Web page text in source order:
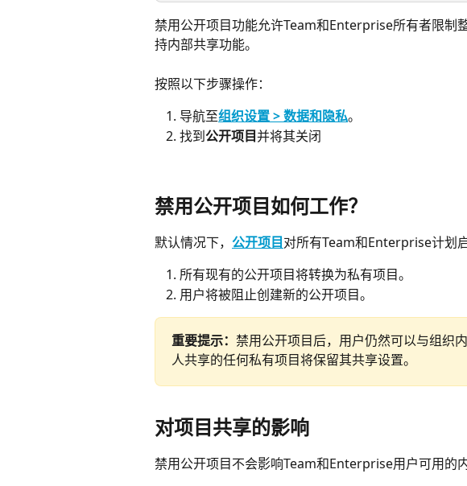
禁用公开项目功能允许Team和Enterprise所有者限制
持内部共享功能。
按照以下步骤操作：
导航至组织设置 > 数据和隐私。
找到公开项目并将其关闭
禁用公开项目如何工作？
默认情况下， 公开项目对所有Team和Enterprise计划
所有现有的公开项目将转换为私有项目。
用户将被阻止创建新的公开项目。
重要提示： 禁用公开项目后，用户仍然可以与组织
人共享的任何私有项目将保留其共享设置。
对项目共享的影响
禁用公开项目不会影响Team和Enterprise用户可用的